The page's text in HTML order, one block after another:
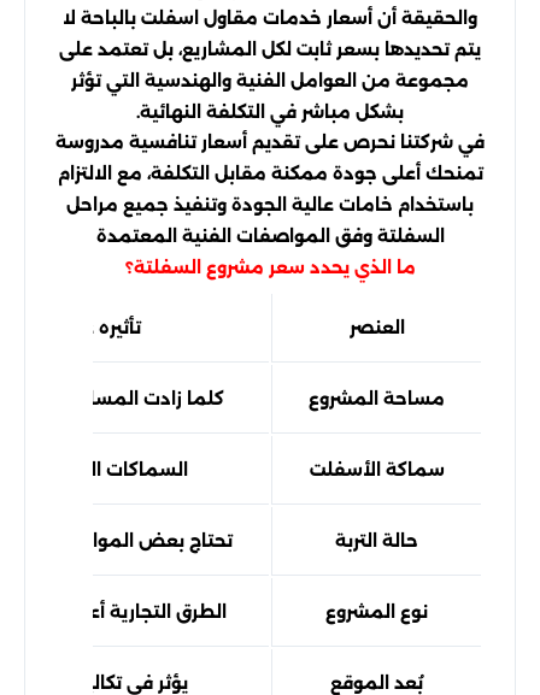
والحقيقة أن أسعار خدمات مقاول اسفلت بالباحة لا
يتم تحديدها بسعر ثابت لكل المشاريع، بل تعتمد على
مجموعة من العوامل الفنية والهندسية التي تؤثر
بشكل مباشر في التكلفة النهائية.
في شركتنا نحرص على تقديم أسعار تنافسية مدروسة
تمنحك أعلى جودة ممكنة مقابل التكلفة، مع الالتزام
باستخدام خامات عالية الجودة وتنفيذ جميع مراحل
السفلتة وفق المواصفات الفنية المعتمدة
ما الذي يحدد سعر مشروع السفلتة؟
العنصر تأثيره على
مساحة المشروع كلما زادت المساحة
سماكة الأسفلت السماكات الكبيرة تزيد
حالة التربة تحتاج بعض المواقع إلى
نوع المشروع الطرق التجارية أعلى
بُعد الموقع يؤثر في تكاليف النقل